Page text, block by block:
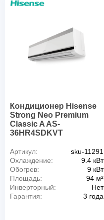
Кондиционер Hisense
Strong Neo Premium
Classic A AS-
36HR4SDKVT
Артикул:
sku-11291
Охлаждение:
9.4 кВт
Обогрев:
9 кВт
Площадь:
94 м²
Инверторный:
Нет
Гарантия:
3 года